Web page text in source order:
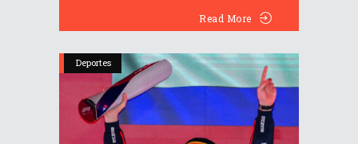
Read More
Deportes